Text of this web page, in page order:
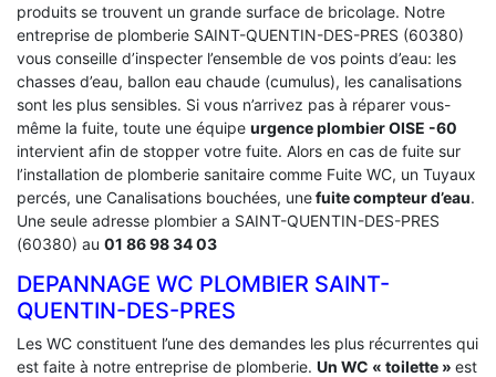
produits se trouvent un grande surface de bricolage. Notre
entreprise de plomberie SAINT-QUENTIN-DES-PRES (60380)
vous conseille d’inspecter l’ensemble de vos points d’eau: les
chasses d’eau, ballon eau chaude (cumulus), les canalisations
sont les plus sensibles. Si vous n’arrivez pas à réparer vous-
même la fuite, toute une équipe urgence plombier OISE -60
intervient afin de stopper votre fuite. Alors en cas de fuite sur
l’installation de plomberie sanitaire comme Fuite WC, un Tuyaux
percés, une Canalisations bouchées, unefuite compteur d’eau.
Une seule adresse plombier a SAINT-QUENTIN-DES-PRES
(60380) au 01 86 98 34 03
DEPANNAGE WC PLOMBIER SAINT-
QUENTIN-DES-PRES
Les WC constituent l’une des demandes les plus récurrentes qui
est faite à notre entreprise de plomberie. Un WC « toilette » est